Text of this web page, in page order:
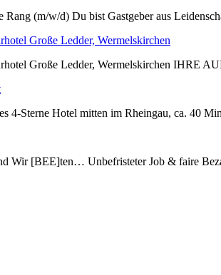
(m/w/d) Du bist Gastgeber aus
Große Ledder, Wermelskirchen
Große Ledder, Wermelskirchen
4-Sterne Hotel mitten im Rheingau, ca. 40
Wir [BEE]ten… Unbefristeter Job & faire